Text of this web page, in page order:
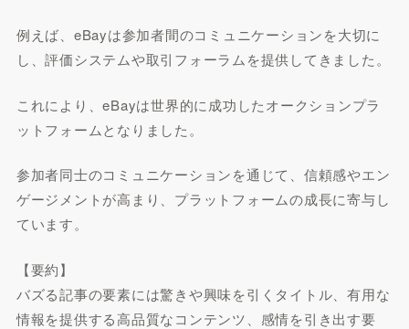
例えば、eBayは参加者間のコミュニケーションを大切に
し、評価システムや取引フォーラムを提供してきました。
これにより、eBayは世界的に成功したオークションプラ
ットフォームとなりました。
参加者同士のコミュニケーションを通じて、信頼感やエン
ゲージメントが高まり、プラットフォームの成長に寄与し
ています。
【要約】
バズる記事の要素には驚きや興味を引くタイトル、有用な
情報を提供する高品質なコンテンツ、感情を引き出す要